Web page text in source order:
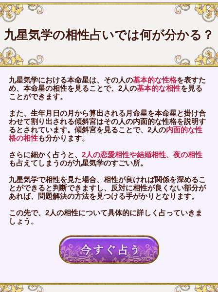
九星気学の相性占いでは何が分かる？
九星気学における本命星は、その人の基本的な性格を表すた
め、本命星の相性を見ることで、2人の基本的な相性を見る
ことができます。
また、生年月日の月から算出される月命星を本命星と掛け合
わせて割り出される傾斜宮はその人の内面的な性格を説明す
るとされています。傾斜宮を見ることで、2人の内面的な性
格の相性も分かります。
さらに細かく占うと、 2人の恋愛相性や結婚相性、夜の相性
も占えてしまうのが九星気学のすごい所。
九星気学で相性を見た場合、相性が良ければ関係を深めるこ
とができると判断できますし、反対に相性が良くない部分が
あれば、問題解決の方法を見つける手がかりとなります。
この先で、2人の相性について具体的に詳しく占っていきま
しょう。